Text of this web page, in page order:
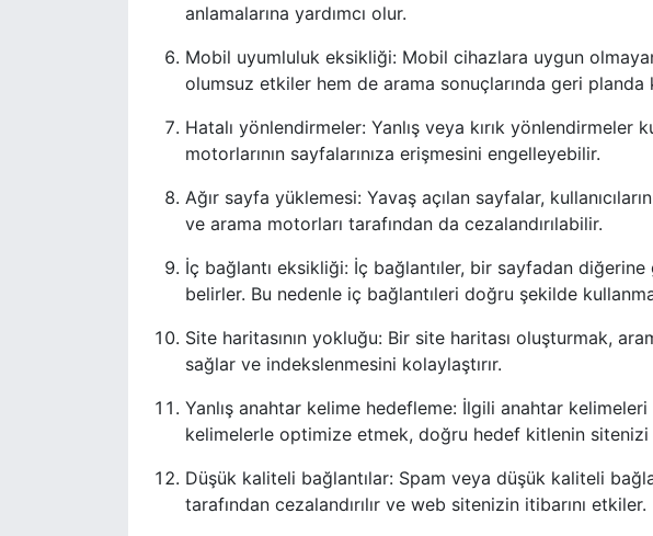
anlamalarına yardımcı olur.
Mobil uyumluluk eksikliği: Mobil cihazlara uygun
olumsuz etkiler hem de arama sonuçlarında geri planda
Hatalı yönlendirmeler: Yanlış veya kırık yönlendirmeler
motorlarının sayfalarınıza erişmesini engelleyebilir.
Ağır sayfa yüklemesi: Yavaş açılan sayfalar,
ve arama motorları tarafından da cezalandırılabilir.
İç bağlantı eksikliği: İç bağlantıler, bir sayfadan
belirler. Bu nedenle iç bağlantıleri doğru şekilde
Site haritasının yokluğu: Bir site haritası oluşturmak,
sağlar ve indekslenmesini kolaylaştırır.
Yanlış anahtar kelime hedefleme: İlgili anahtar
kelimelerle optimize etmek, doğru hedef kitlenin sitenizi
Düşük kaliteli bağlantılar: Spam veya düşük kaliteli
tarafından cezalandırılır ve web sitenizin itibarını etkiler.